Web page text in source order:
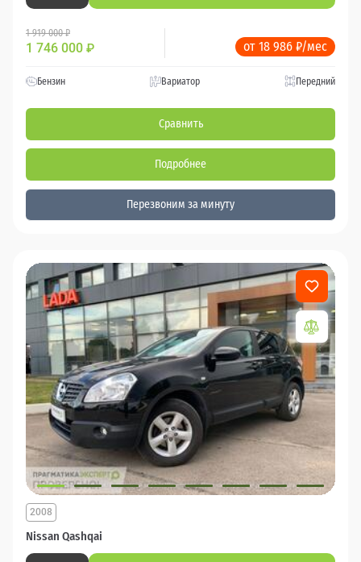
1 919 000 ₽
1 746 000 ₽ от 18 986 ₽/мес
Бензин Вариатор Передний
Сравнить
Подробнее
Перезвоним за минуту
Nissan Qashqai
2008